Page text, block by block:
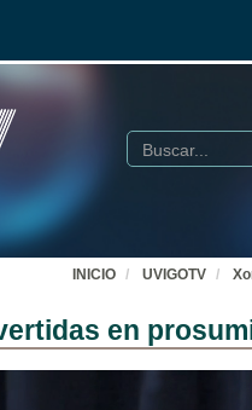
Buscar
INICIO UVIGOTV
en